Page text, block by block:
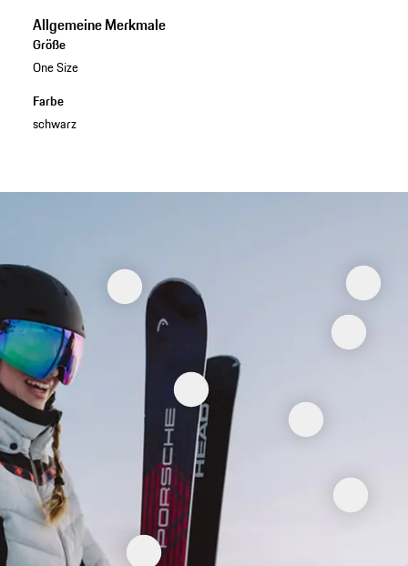
Allgemeine Merkmale
Größe
One Size
Farbe
schwarz